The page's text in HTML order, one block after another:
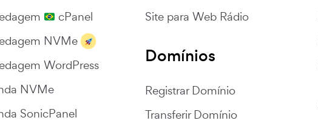
cPanel
NVMe
WordPress
NVMe
SonicPanel
Site para Web Rádio
Domínios
Registrar Domínio
Transferir Domínio